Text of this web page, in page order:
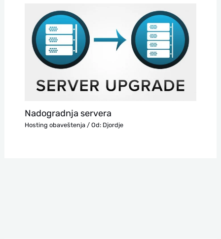
Nadogradnja servera
Hosting obaveštenja/ Od: Djordje